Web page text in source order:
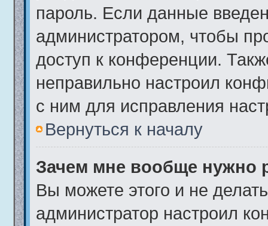
пароль. Если данные
администратором, чтобы
доступ к конференции.
неправильно настроил
с ним для исправления
Вернуться к началу
Зачем мне вообще нужно
Вы можете этого и не
администратор настроил